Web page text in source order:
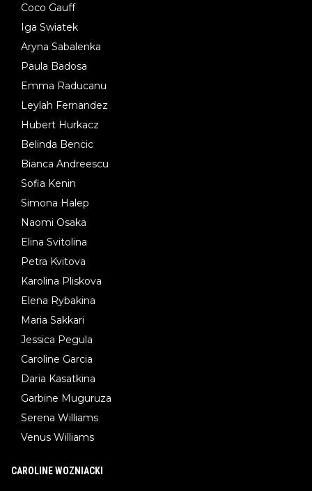
Coco Gauff
Iga Swiatek
Aryna Sabalenka
Paula Badosa
Emma Raducanu
Leylah Fernandez
Hubert Hurkacz
Belinda Bencic
Bianca Andreescu
Sofia Kenin
Simona Halep
Naomi Osaka
Elina Svitolina
Petra Kvitova
Karolina Pliskova
Elena Rybakina
Maria Sakkari
Jessica Pegula
Caroline Garcia
Daria Kasatkina
Garbine Muguruza
Serena Williams
Venus Williams
CAROLINE WOZNIACKI